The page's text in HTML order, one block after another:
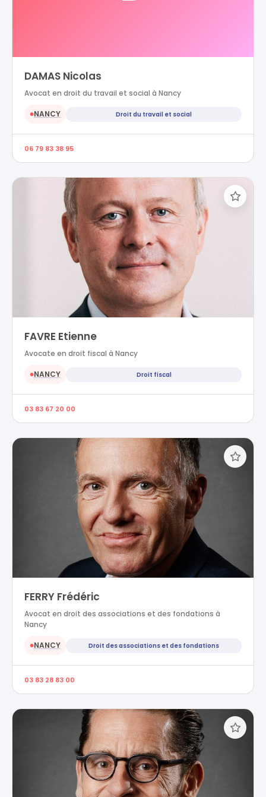
DAMAS Nicolas
Avocat en droit du travail et social à Nancy
●NANCY Droit du travail et social
06 79 83 38 95
FAVRE Etienne
Avocate en droit fiscal à Nancy
●NANCY Droit fiscal
03 83 67 20 00
FERRY Frédéric
Avocat en droit des associations et des fondations à
Nancy
●NANCY Droit des associations et des fondations
03 83 28 83 00